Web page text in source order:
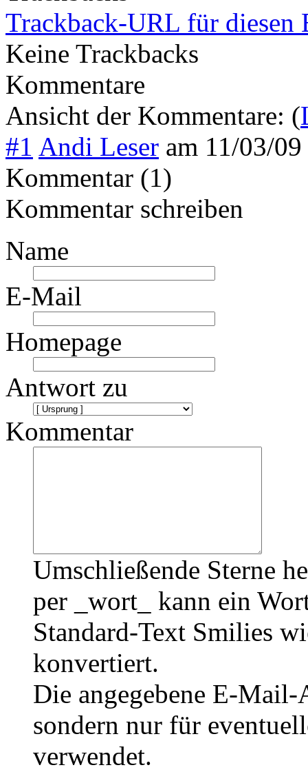
Trackback-URL für diesen
Keine Trackbacks
Kommentare
Ansicht der Kommentare: (
#1 Andi Leser am 11/03/
Kommentar (1)
Kommentar schreiben
Name
E-Mail
Homepage
Antwort zu
Kommentar
Umschließende Sterne
per _wort_ kann ein
Standard-Text Smilies
konvertiert.
Die angegebene E-
sondern nur für
verwendet.